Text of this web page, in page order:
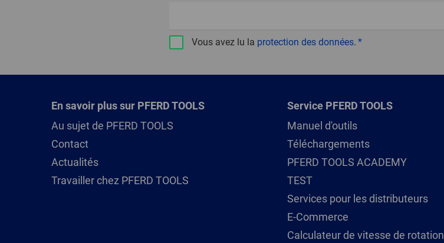
Vous avez lu la protection des données.
En savoir plus sur PFERD TOOLS
Au sujet de PFERD TOOLS
Contact
Actualités
Travailler chez PFERD TOOLS
Service PFERD TOOLS
Manuel d'outils
Téléchargements
PFERD TOOLS ACADEMY
TEST
Services pour les distributeurs
E-Commerce
Calculateur de vitesse de rotation